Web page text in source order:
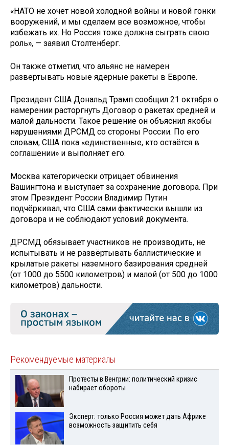
«НАТО не хочет новой холодной войны и новой гонки
вооружений, и мы сделаем все возможное, чтобы
избежать их. Но Россия тоже должна сыграть свою
роль», — заявил Столтенберг.
Он также отметил, что альянс не намерен
развертывать новые ядерные ракеты в Европе.
Президент США Дональд Трамп сообщил 21 октября о
намерении расторгнуть Договор о ракетах средней и
малой дальности. Такое решение он объяснил якобы
нарушениями ДРСМД со стороны России. По его
словам, США пока «единственные, кто остаётся в
соглашении» и выполняет его.
Москва категорически отрицает обвинения
Вашингтона и выступает за сохранение договора. При
этом Президент России Владимир Путин
подчёркивал, что США сами фактически вышли из
договора и не соблюдают условий документа.
ДРСМД обязывает участников не производить, не
испытывать и не развёртывать баллистические и
крылатые ракеты наземного базирования средней
(от 1000 до 5500 километров) и малой (от 500 до 1000
километров) дальности.
Рекомендуемые материалы
Протесты в Венгрии: политический кризис
набирает обороты
Эксперт: только Россия может дать Африке
возможность защитить себя